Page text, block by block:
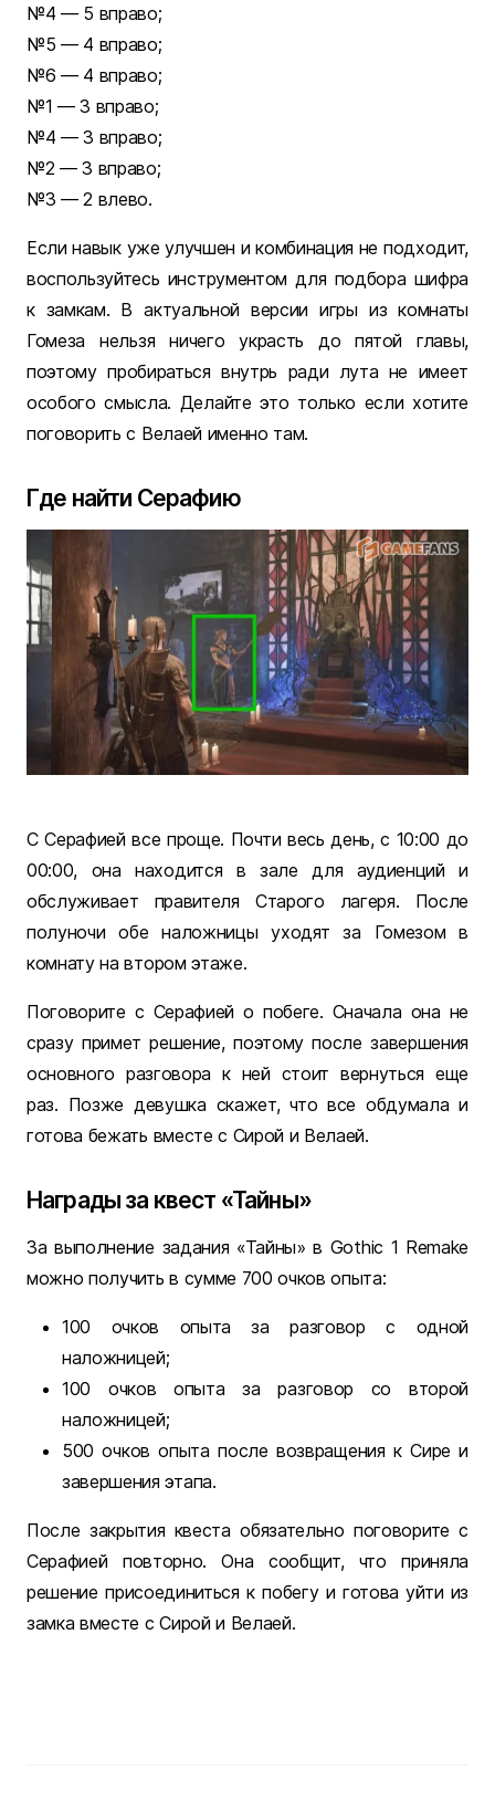
№4 — 5 вправо;
№5 — 4 вправо;
№6 — 4 вправо;
№1 — 3 вправо;
№4 — 3 вправо;
№2 — 3 вправо;
№3 — 2 влево.
Если навык уже улучшен и комбинация не подходит,
воспользуйтесь инструментом для подбора шифра
к замкам. В актуальной версии игры из комнаты
Гомеза нельзя ничего украсть до пятой главы,
поэтому пробираться внутрь ради лута не имеет
особого смысла. Делайте это только если хотите
поговорить с Велаей именно там.
Где найти Серафию
С Серафией все проще. Почти весь день, с 10:00 до
00:00, она находится в зале для аудиенций и
обслуживает правителя Старого лагеря. После
полуночи обе наложницы уходят за Гомезом в
комнату на втором этаже.
Поговорите с Серафией о побеге. Сначала она не
сразу примет решение, поэтому после завершения
основного разговора к ней стоит вернуться еще
раз. Позже девушка скажет, что все обдумала и
готова бежать вместе с Сирой и Велаей.
Награды за квест «Тайны»
За выполнение задания «Тайны» в Gothic 1 Remake
можно получить в сумме 700 очков опыта:
100 очков опыта за разговор с одной
наложницей;
100 очков опыта за разговор со второй
наложницей;
500 очков опыта после возвращения к Сире и
завершения этапа.
После закрытия квеста обязательно поговорите с
Серафией повторно. Она сообщит, что приняла
решение присоединиться к побегу и готова уйти из
замка вместе с Сирой и Велаей.